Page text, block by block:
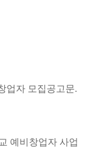
업자 모집공고문.
예비창업자 사업